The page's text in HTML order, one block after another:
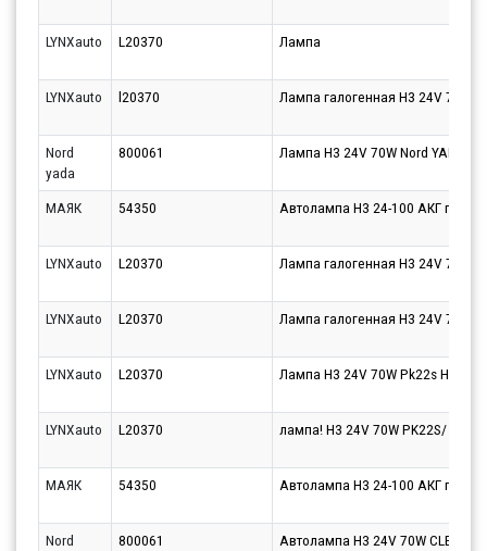
LYNXauto L20370 Лампа
LYNXauto l20370 Лампа галогенная H3 24V 70W
Nord
yada
800061 Лампа H3 24V 70W Nord YADA
МАЯК 54350 Автолампа H3 24-100 АКГ
LYNXauto L20370 Лампа галогенная H3 24V 70W
LYNXauto L20370 Лампа галогенная H3 24V 70W
LYNXauto L20370 Лампа H3 24V 70W Pk22s HCV
LYNXauto L20370 лампа! H3 24V 70W PK22S/
МАЯК 54350 Автолампа H3 24-100 АКГ
Nord
800061 Автолампа H3 24V 70W CLEAR